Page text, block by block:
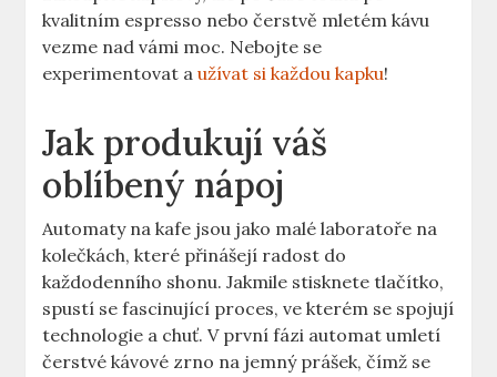
kvalitním espresso nebo čerstvě ‌mletém kávu
vezme nad vámi moc. Nebojte​ se
⁢experimentovat a‍užívat si každou kapku!
Jak produkují‍ váš
oblíbený⁣ nápoj
Automaty na kafe jsou jako ⁤malé ‌laboratoře na​
kolečkách, ‍které přinášejí radost do
‍každodenního shonu.⁤ Jakmile⁢ stisknete ‌tlačítko,
spustí se ⁤fascinující proces, ve kterém‍ se spojují
technologie a chuť. ‍V‌ první fázi⁤ automat umletí
čerstvé kávové ⁤zrno na jemný‌ prášek,⁣ čímž⁤ se